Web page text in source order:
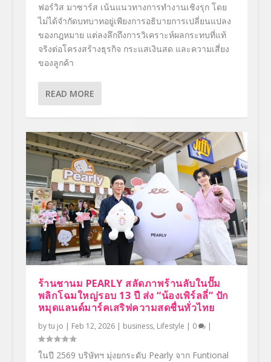
ฟอร์วิส มาซาร์ส เน้นแนวทางการทำงานเชิงรุก โดย
ไม่ได้จำกัดบทบาทอยู่เพียงการอธิบายการเปลี่ยนแปลง
ของกฎหมาย แต่ลงลึกถึงการวิเคราะห์ผลกระทบที่แท้
จริงต่อโครงสร้างธุรกิจ กระแสเงินสด และความเสี่ยง
ของลูกค้า
READ MORE
ร้านชานม PEARLY สลัดภาพร้านลับในปั๊ม
พลิกโฉมใหญ่รอบ 13 ปี ส่ง “น้องเพิร์ลลี่” ปัก
หมุดแลนด์มาร์คเสริฟความสดชื่นทั่วไทย
bytu jo | Feb 12, 2026| business, Lifestyle | 0 |
ในปี 2569 บริษัทฯ มุ่งยกระดับ Pearly จาก Funtional